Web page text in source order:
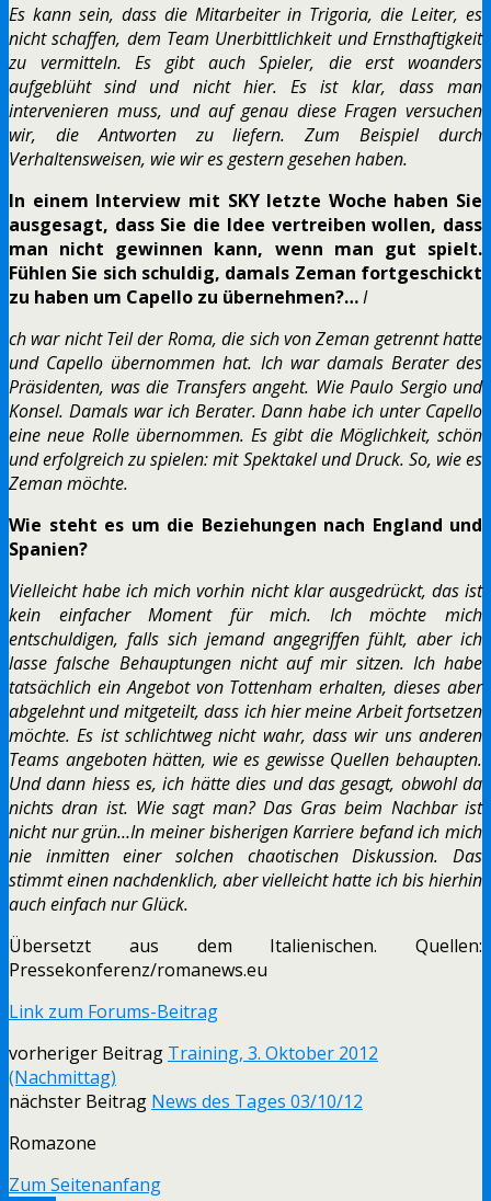
Es kann sein, dass die Mitarbeiter in Trigoria, die Leiter, es
nicht schaffen, dem Team Unerbittlichkeit und Ernsthaftigkeit
zu vermitteln. Es gibt auch Spieler, die erst woanders
aufgeblüht sind und nicht hier. Es ist klar, dass man
intervenieren muss, und auf genau diese Fragen versuchen
wir, die Antworten zu liefern. Zum Beispiel durch
Verhaltensweisen, wie wir es gestern gesehen haben.
In einem Interview mit SKY letzte Woche haben Sie
ausgesagt, dass Sie die Idee vertreiben wollen, dass
man nicht gewinnen kann, wenn man gut spielt.
Fühlen Sie sich schuldig, damals Zeman fortgeschickt
zu haben um Capello zu übernehmen?…I
ch war nicht Teil der Roma, die sich von Zeman getrennt hatte
und Capello übernommen hat. Ich war damals Berater des
Präsidenten, was die Transfers angeht. Wie Paulo Sergio und
Konsel. Damals war ich Berater. Dann habe ich unter Capello
eine neue Rolle übernommen. Es gibt die Möglichkeit, schön
und erfolgreich zu spielen: mit Spektakel und Druck. So, wie es
Zeman möchte.
Wie steht es um die Beziehungen nach England und
Spanien?
Vielleicht habe ich mich vorhin nicht klar ausgedrückt, das ist
kein einfacher Moment für mich. Ich möchte mich
entschuldigen, falls sich jemand angegriffen fühlt, aber ich
lasse falsche Behauptungen nicht auf mir sitzen. Ich habe
tatsächlich ein Angebot von Tottenham erhalten, dieses aber
abgelehnt und mitgeteilt, dass ich hier meine Arbeit fortsetzen
möchte. Es ist schlichtweg nicht wahr, dass wir uns anderen
Teams angeboten hätten, wie es gewisse Quellen behaupten.
Und dann hiess es, ich hätte dies und das gesagt, obwohl da
nichts dran ist. Wie sagt man? Das Gras beim Nachbar ist
nicht nur grün…In meiner bisherigen Karriere befand ich mich
nie inmitten einer solchen chaotischen Diskussion. Das
stimmt einen nachdenklich, aber vielleicht hatte ich bis hierhin
auch einfach nur Glück.
Übersetzt aus dem Italienischen. Quellen:
Pressekonferenz/romanews.eu
Link zum Forums-Beitrag
vorheriger Beitrag Training, 3. Oktober 2012
(Nachmittag)
nächster Beitrag News des Tages 03/10/12
Romazone
Zum Seitenanfang